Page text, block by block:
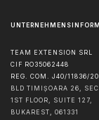
TEAM EXTENSION SRL
CIF RO35062448
REG. COM. J40/11836/
BLD TIMIȘOARA 26,
1ST FLOOR, SUITE 127,
BUKAREST, 061331